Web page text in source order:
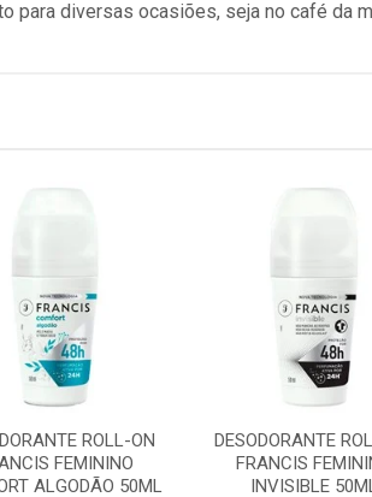
diversas ocasiões, seja no café da
ROLL-ON
FEMININO
ALGODÃO 50ML
DESODORANTE
FRANCIS
INVISIBLE